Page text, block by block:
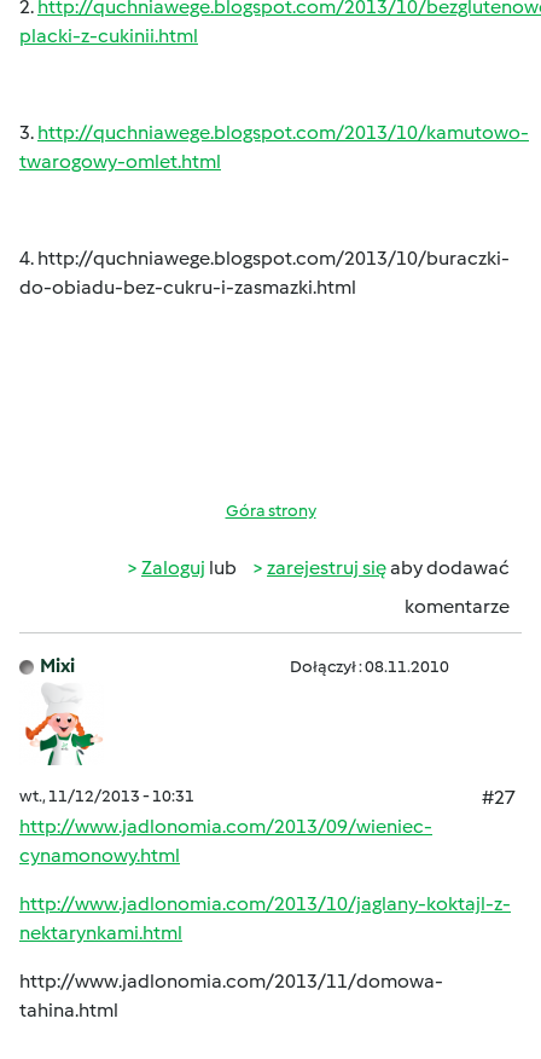
2. http://quchniawege.blogspot.com/2013/10/
placki-z-cukinii.html
3. http://quchniawege.blogspot.com/2013/10/kamutowo-
twarogowy-omlet.html
4. http://quchniawege.blogspot.com/2013/10/buraczki-
do-obiadu-bez-cukru-i-zasmazki.html
Góra strony
Zaloguj lub zarejestruj sięaby dodawać
komentarze
Mixi Dołączył : 08.11.2010
wt., 11/12/2013 - 10:31
#27
http://www.jadlonomia.com/2013/09/wieniec-
cynamonowy.html
http://www.jadlonomia.com/2013/10/jaglany-koktajl-z-
nektarynkami.html
http://www.jadlonomia.com/2013/11/domowa-
tahina.html